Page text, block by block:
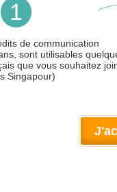
1
de communication
sont utilisables
que vous souhaitez
Singapour)